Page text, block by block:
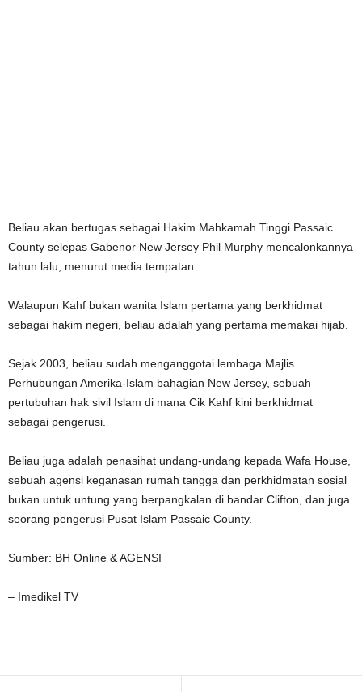
Beliau akan bertugas sebagai Hakim Mahkamah Tinggi Passaic
County selepas Gabenor New Jersey Phil Murphy mencalonkannya
tahun lalu, menurut media tempatan.
Walaupun Kahf bukan wanita Islam pertama yang berkhidmat
sebagai hakim negeri, beliau adalah yang pertama memakai hijab.
Sejak 2003, beliau sudah menganggotai lembaga Majlis
Perhubungan Amerika-Islam bahagian New Jersey, sebuah
pertubuhan hak sivil Islam di mana Cik Kahf kini berkhidmat
sebagai pengerusi.
Beliau juga adalah penasihat undang-undang kepada Wafa House,
sebuah agensi keganasan rumah tangga dan perkhidmatan sosial
bukan untuk untung yang berpangkalan di bandar Clifton, dan juga
seorang pengerusi Pusat Islam Passaic County.
Sumber: BH Online & AGENSI
– Imedikel TV